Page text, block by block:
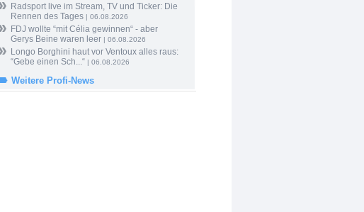
Radsport live im Stream, TV und Ticker: Die
Rennen des Tages | 06.08.2026
FDJ wollte “mit Célia gewinnen“ - aber
Gerys Beine waren leer | 06.08.2026
Longo Borghini haut vor Ventoux alles raus:
“Gebe einen Sch...“ | 06.08.2026
Weitere Profi-News